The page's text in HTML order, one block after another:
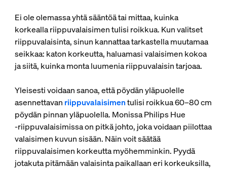
Ei ole olemassa yhtä sääntöä tai mittaa, kuinka
korkealla riippuvalaisimen tulisi roikkua. Kun valitset
riippuvalaisinta, sinun kannattaa tarkastella muutamaa
seikkaa: katon korkeutta, haluamasi valaisimen kokoa
ja siitä, kuinka monta luumenia riippuvalaisin tarjoaa.
Yleisesti voidaan sanoa, että pöydän yläpuolelle
asennettavan riippuvalaisimentulisi roikkua 60–80 cm
pöydän pinnan yläpuolella. Monissa Philips Hue
‑riippuvalaisimissa on pitkä johto, joka voidaan piilottaa
valaisimen kuvun sisään. Näin voit säätää
riippuvalaisimen korkeutta myöhemminkin. Pyydä
jotakuta pitämään valaisinta paikallaan eri korkeuksilla,